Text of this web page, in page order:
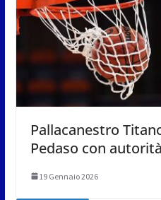
Pallacanestro
Pedaso con autorità
19 Gennaio 2026